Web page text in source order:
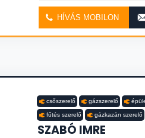
HÍVÁS MOBILON
csőszerelő gázszerelő
fűtés szerelő gázkazán szerelő
SZABÓ IMRE